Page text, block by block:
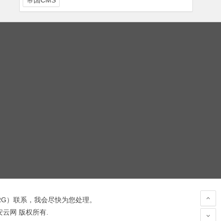
）联系，我会尽快为您处理。
网 版权所有.